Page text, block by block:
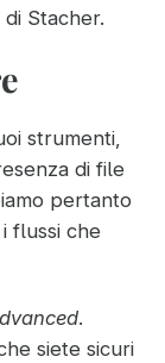
Stacher.
strumenti,
di file
pertanto
flussi che
.
siete sicuri